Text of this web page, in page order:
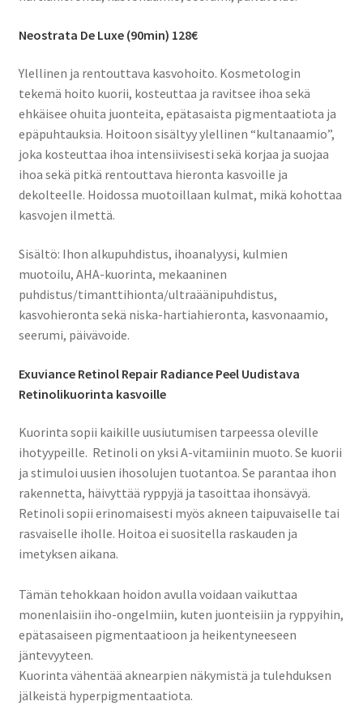
Neostrata De Luxe (90min) 128€
Ylellinen ja rentouttava kasvohoito. Kosmetologin
tekemä hoito kuorii, kosteuttaa ja ravitsee ihoa sekä
ehkäisee ohuita juonteita, epätasaista pigmentaatiota ja
epäpuhtauksia. Hoitoon sisältyy ylellinen “kultanaamio”,
joka kosteuttaa ihoa intensiivisesti sekä korjaa ja suojaa
ihoa sekä pitkä rentouttava hieronta kasvoille ja
dekolteelle. Hoidossa muotoillaan kulmat, mikä kohottaa
kasvojen ilmettä.
Sisältö: Ihon alkupuhdistus, ihoanalyysi, kulmien
muotoilu, AHA-kuorinta, mekaaninen
puhdistus/timanttihionta/ultraäänipuhdistus,
kasvohieronta sekä niska-hartiahieronta, kasvonaamio,
seerumi, päivävoide.
Exuviance Retinol Repair Radiance Peel Uudistava
Retinolikuorinta kasvoille
Kuorinta sopii kaikille uusiutumisen tarpeessa oleville
ihotyypeille. Retinoli on yksi A-vitamiinin muoto. Se kuorii
ja stimuloi uusien ihosolujen tuotantoa. Se parantaa ihon
rakennetta, häivyttää ryppyjä ja tasoittaa ihonsävyä.
Retinoli sopii erinomaisesti myös akneen taipuvaiselle tai
rasvaiselle iholle. Hoitoa ei suositella raskauden ja
imetyksen aikana.
Tämän tehokkaan hoidon avulla voidaan vaikuttaa
monenlaisiin iho-ongelmiin, kuten juonteisiin ja ryppyihin,
epätasaiseen pigmentaatioon ja heikentyneeseen
jäntevyyteen.
Kuorinta vähentää aknearpien näkymistä ja tulehduksen
jälkeistä hyperpigmentaatiota.